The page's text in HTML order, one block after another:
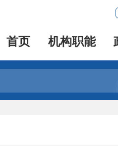
首页 机构职能